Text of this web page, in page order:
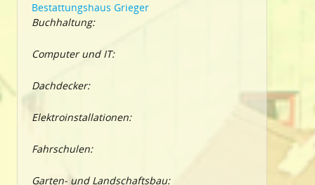
Bestattungshaus Grieger
Buchhaltung:
Computer und IT:
Dachdecker:
Elektroinstallationen:
Fahrschulen:
Garten- und Landschaftsbau: